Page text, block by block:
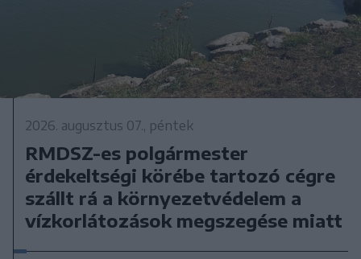
2026. augusztus 07., péntek
RMDSZ-es polgármester
érdekeltségi körébe tartozó cégre
szállt rá a környezetvédelem a
vízkorlátozások megszegése miatt